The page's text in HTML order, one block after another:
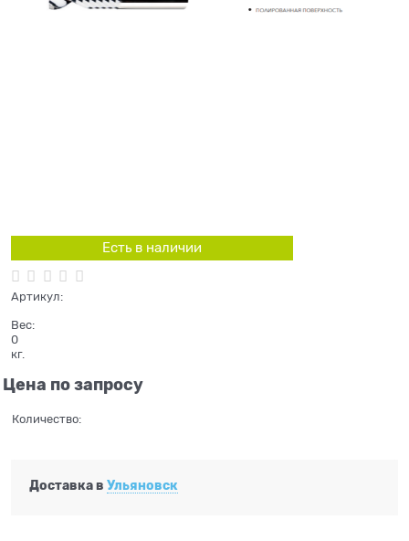
Есть в наличии
Артикул:
Вес:
0
кг.
Цена по запросу
Количество:
Доставка в Ульяновск